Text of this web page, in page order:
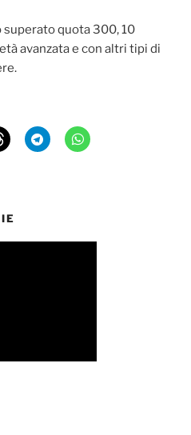
superato quota 300, 10
avanzata e con altri tipi di